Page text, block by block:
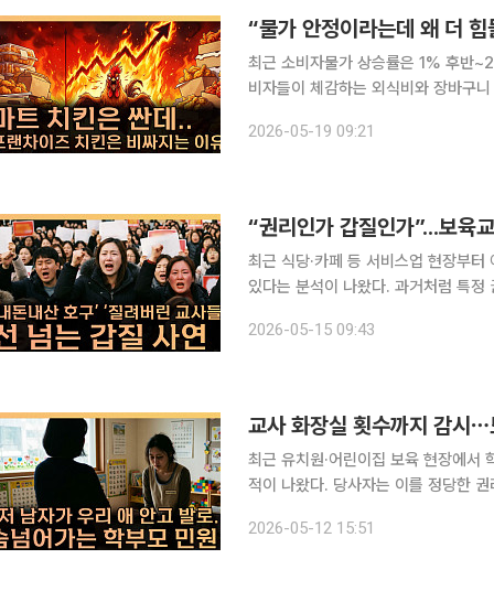
최근 소비자물가 상승률은 1% 후반
비자들이 체감하는 외식비와 장바구
등이 복합적으로 맞물리면서 체감 물
2026-05-19 09:21
“권리인가 갑질인가”...보육
최근 식당·카페 등 서비스업 현장부터
있다는 분석이 나왔다. 과거처럼 특정
있다는 지적이다. 본지 김지
2026-05-15 09:43
교사 화장실 횟수까지 감시
최근 유치원·어린이집 보육 현장에서
적이 나왔다. 당사자는 이를 정당한
학 박사는 11일 공개된 유튜브 채널
2026-05-12 15:51